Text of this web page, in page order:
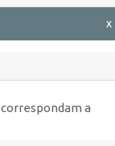
x
a